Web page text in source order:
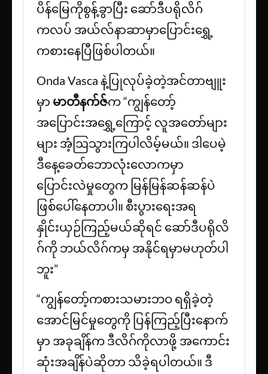
ပိန်မြေကိုစွန့်ခွာပြီး ဆော်ဒီပရိုလိဂ်
ကလပ် အယ်လ်နာဆာမှာပြောင်းရွှေ့
ကစားနေပြီဖြစ်ပါတယ်။
Onda Vasca နဲ့ပြုလုပ်ခဲ့တဲ့အင်တာဗျူး
မှာ မာတီနက်ဇ်က “ကျွန်တော့်
အပြောင်းအရွှေ့ကြောင့် လူအတော်များ
များ အံ့ဩသွားကြပါလိမ့်မယ်။ ဒါပေမဲ့
ဒီနေ့ခေတ်ဘောလုံးလောကမှာ
ပြောင်းလဲမှုတွေက မြန်မြန်ဆန်ဆန်ပဲ
ဖြစ်ပေါ်နေတာပါ။ စီးပွားရေးအရ
နှိုင်းယှဉ်ကြည့်မယ်ဆိုရင် ဆော်ဒီပရိုလိ
ဂ်ကို ဘယ်လိဂ်ကမှ အနိုင်ရမှာမဟုတ်ပါ
ဘူး”
“ကျွန်တော့်ကစားသမားဘဝ ရရှိခဲ့တဲ့
အောင်မြင်မှုတွေကို ပြန်ကြည့်ပြီးနောက်
မှာ အခုချိန်က ဒီလိဂ်ကိုလာဖို့ အကောင်း
ဆုံးအချိန်ပဲဆိုတာ သိခဲ့ရပါတယ်။ ဒီ